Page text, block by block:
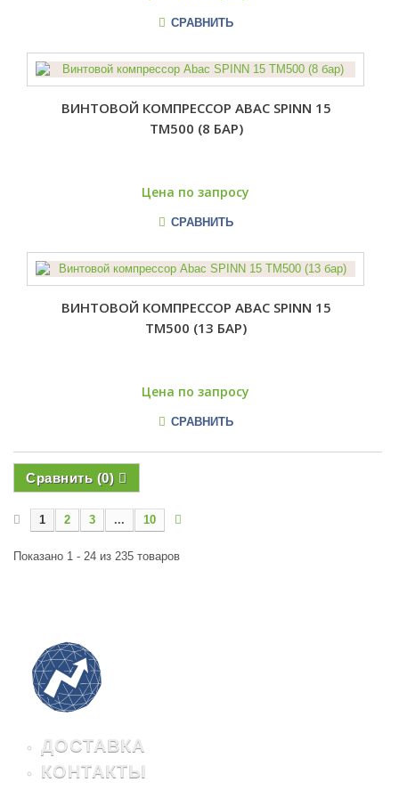
СРАВНИТЬ
ВИНТОВОЙ КОМПРЕССОР ABAC SPINN 15
TM500 (8 БАР)
Цена по запросу
СРАВНИТЬ
ВИНТОВОЙ КОМПРЕССОР ABAC SPINN 15
TM500 (13 БАР)
Цена по запросу
СРАВНИТЬ
Сравнить (0)
1 2 3 ... 10
Показано 1 - 24 из 235 товаров
ДОСТАВКА
КОНТАКТЫ